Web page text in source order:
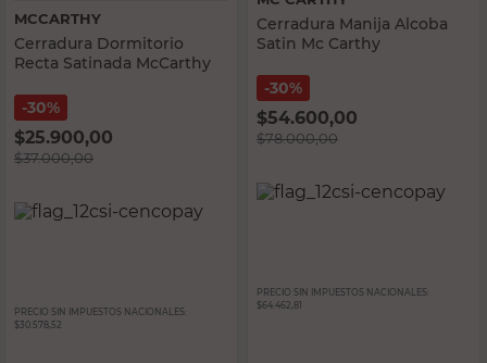
MCCARTHY
Cerradura Dormitorio
Recta Satinada McCarthy
30%
$25.900,00
$37.000,00
PRECIO SIN IMPUESTOS NACIONALES:
$30.578,52
Cerradura Manija Alcoba
Satin Mc Carthy
30%
$54.600,00
$78.000,00
PRECIO SIN IMPUESTOS NACIONALES:
$64.462,81